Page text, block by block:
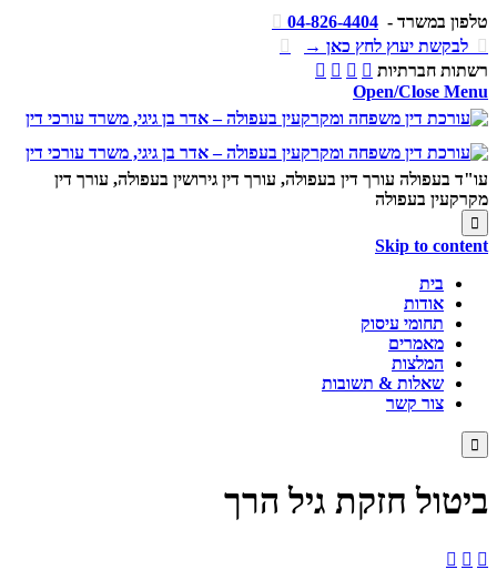
טלפון במשרד - 04-826-4404


לבקשת יעוץ לחץ כאן →

רשתות חברתיות
   
Open/Close Menu
עו"ד בעפולה עורך דין בעפולה, עורך דין גירושין בעפולה, עורך דין
מקרקעין בעפולה

Skip to content
בית
אודות
תחומי עיסוק
מאמרים
המלצות
שאלות & תשובות
צור קשר

ביטול חזקת גיל הרך
  